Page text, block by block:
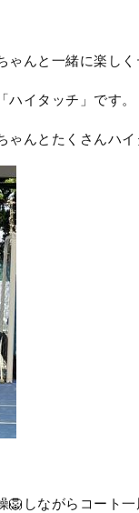
ゃんと一緒に楽し
イタッチ」です。
ゃんとたくさんハ
しながらコート一